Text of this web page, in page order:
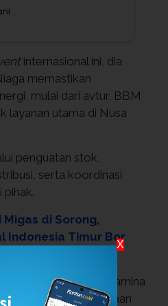
internasional ini, dia
memastikan
mulai dari avtur, BBM
layanan utama di Nusa
penguatan stok,
serta koordinasi
pihak.
Migas di Sorong,
Indonesia Timur Bor
tuan rumah Pertamina
menjadi kebanggaan
X